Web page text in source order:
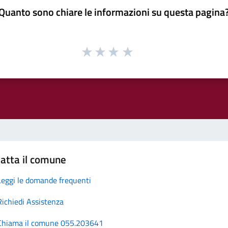
sono chiare le informazioni su questa
il comune
le domande frequenti
Assistenza
il comune 055.203641